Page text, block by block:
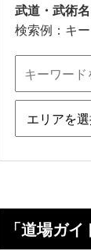
武道・武術
検索例：キ
「道場ガ